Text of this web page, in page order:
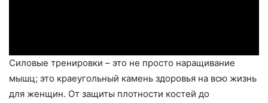
Силовые тренировки – это не просто наращивание
мышц; это краеугольный камень здоровья на всю жизнь
для женщин. От защиты плотности костей до